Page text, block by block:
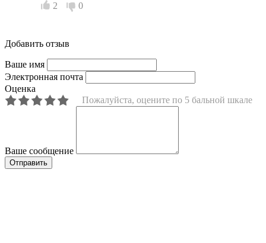
2 0
Добавить отзыв
Ваше имя
Электронная почта
Оценка
Пожалуйста, оцените по 5 бальной шкале
Ваше сообщение